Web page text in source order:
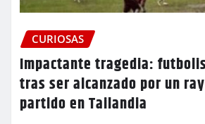
CURIOSAS
Impactante tragedia:
tras ser alcanzado por un
partido en Tailandia